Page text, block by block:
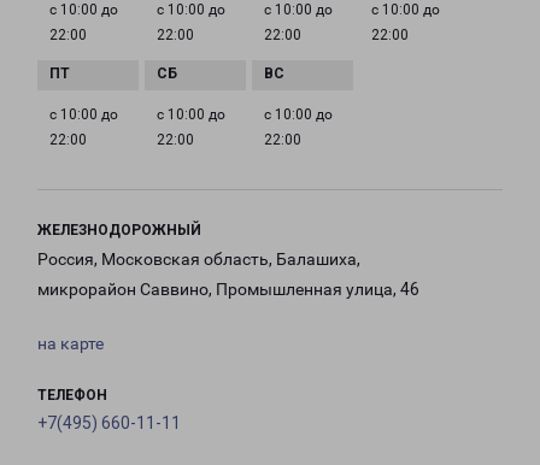
с 10:00 до
22:00
с 10:00 до
22:00
с 10:00 до
22:00
с 10:00 до
22:00
с 10:00 до
22:00
с 10:00 до
22:00
с 10:00 до
22:00
ЖЕЛЕЗНОДОРОЖНЫЙ
Россия, Московская область, Балашиха,
микрорайон Саввино, Промышленная улица, 46
на карте
ТЕЛЕФОН
+7(495) 660-11-11